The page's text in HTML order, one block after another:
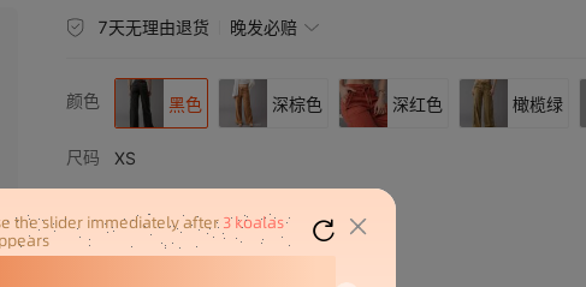
7天无理由退货 晚发必赔
颜色 黑色 深棕色 深红色 橄榄绿
尺码 XS
M